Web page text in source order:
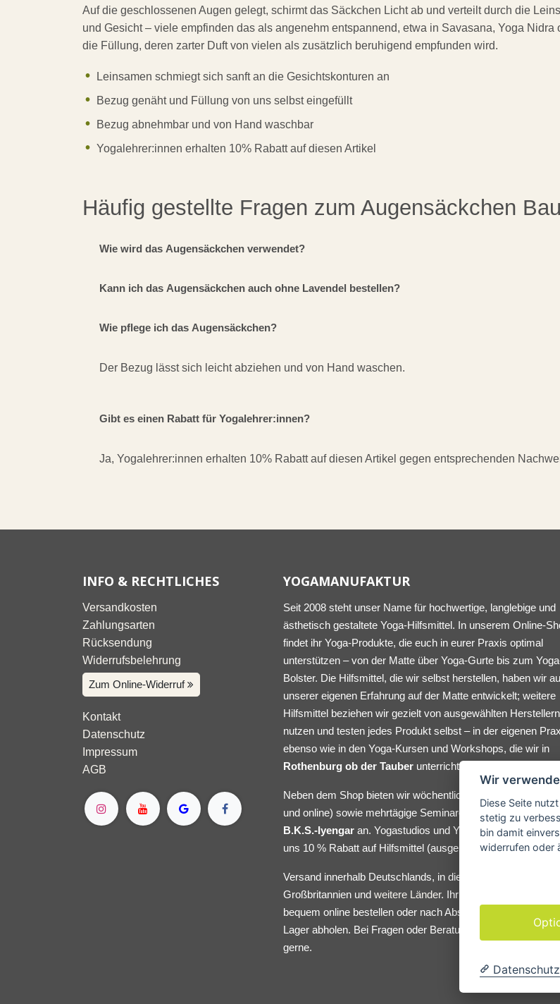
Auf die geschlossenen Augen gelegt, schirmt das Säckchen Licht ab und verteilt durch die
und Gesicht – viele empfinden das als angenehm entspannend, etwa in Savasana, Yoga
die Füllung, deren zarter Duft von vielen als zusätzlich beruhigend empfunden wird.
Leinsamen schmiegt sich sanft an die Gesichtskonturen an
Bezug genäht und Füllung von uns selbst eingefüllt
Bezug abnehmbar und von Hand waschbar
Yogalehrer:innen erhalten 10% Rabatt auf diesen Artikel
Häufig gestellte Fragen zum Augensäckchen
Wie wird das Augensäckchen verwendet?
Kann ich das Augensäckchen auch ohne Lavendel bestellen?
Wie pflege ich das Augensäckchen?
Der Bezug lässt sich leicht abziehen und von Hand waschen.
Ja, Yogalehrer:innen erhalten 10% Rabatt auf diesen Artikel gegen entsprechenden
INFO & RECHTLICHES
Versandkosten
Zahlungsarten
Rücksendung
Widerrufsbelehrung
Zum Online-Widerruf
Kontakt
Datenschutz
Impressum
AGB
YOGAMANUFAKTUR
Seit 2008 steht unser Name für hochwertige, langlebige und
ästhetisch gestaltete Yoga-Hilfsmittel. In unserem Online-
findet ihr Yoga-Produkte, die euch in eurer Praxis optimal
unterstützen – von der Matte über Yoga-Gurte bis zum
Bolster. Die Hilfsmittel, die wir selbst herstellen, haben wir
unserer eigenen Erfahrung auf der Matte entwickelt; weitere
Hilfsmittel beziehen wir gezielt von ausgewählten
nutzen und testen jedes Produkt selbst – in der eigenen
ebenso wie in den Yoga-Kursen und Workshops, die wir in
Rothenburg ob der Tauber unterrichten.
Neben dem Shop bieten wir wöchentlichen Yoga-Unterricht
und online) sowie mehrtägige Seminare in der Tradition von
B.K.S.-Iyengar an. Yogastudios und Yogalehrer:innen
uns 10 % Rabatt auf Hilfsmittel (ausgenommen Bücher).
Versand innerhalb Deutschlands, in die EU, die Schweiz,
Großbritannien und weitere Länder. Ihr könnt eure Yoga-
bequem online bestellen oder nach Absprache direkt bei uns
Lager abholen. Bei Fragen oder Beratungswunsch meldet
gerne.
Wir
Diese Seite
stetig zu
bin damit
widerrufen oder
Datenschutz